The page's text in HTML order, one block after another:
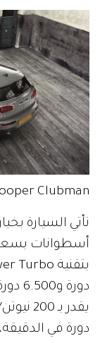
Clubman
دورة في